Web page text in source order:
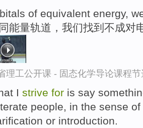
of equivalent energy,
能量轨道，我们找到不成对
理工公开课 - 固态化学导论课程节
I strive for is say
people, in the sense
or introduction.